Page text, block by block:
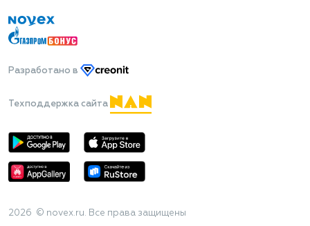
Разработано в
Техподдержка сайта
2026 © novex.ru. Все права защищены